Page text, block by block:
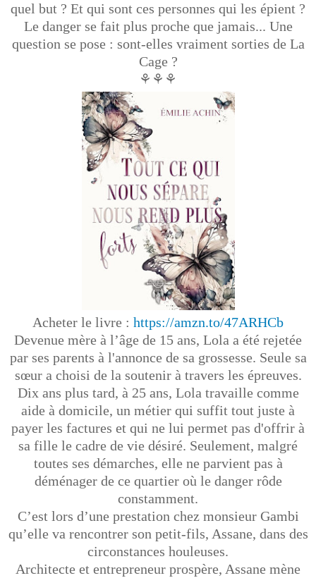
quel but ? Et qui sont ces personnes qui les épient ?
Le danger se fait plus proche que jamais... Une
question se pose : sont-elles vraiment sorties de La
Cage ?
⚘⚘⚘
Acheter le livre : https://amzn.to/47ARHCb
Devenue mère à l’âge de 15 ans, Lola a été rejetée
par ses parents à l'annonce de sa grossesse. Seule sa
sœur a choisi de la soutenir à travers les épreuves.
Dix ans plus tard, à 25 ans, Lola travaille comme
aide à domicile, un métier qui suffit tout juste à
payer les factures et qui ne lui permet pas d'offrir à
sa fille le cadre de vie désiré. Seulement, malgré
toutes ses démarches, elle ne parvient pas à
déménager de ce quartier où le danger rôde
constamment.
C’est lors d’une prestation chez monsieur Gambi
qu’elle va rencontrer son petit-fils, Assane, dans des
circonstances houleuses.
Architecte et entrepreneur prospère, Assane mène